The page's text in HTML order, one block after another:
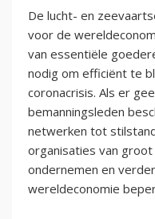
De lucht- en
voor de
van essentiële
nodig om efficiënt te
coronacrisis. Als er
bemanningsleden
netwerken tot
organisaties van
ondernemen en
wereldeconomie